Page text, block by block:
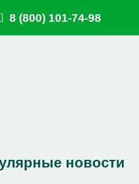
8 (800) 101-74-98
новости